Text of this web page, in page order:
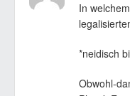
In
*neidisch
Obwohl-